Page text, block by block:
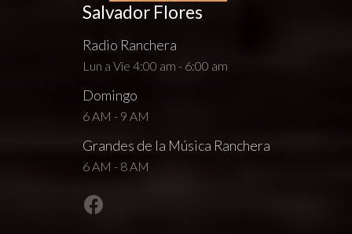
Salvador Flores
Radio Ranchera
Lun a Vie 4:00 am - 6:00 am
Domingo
6 AM - 9 AM
Grandes de la Música Ranchera
6 AM - 8 AM